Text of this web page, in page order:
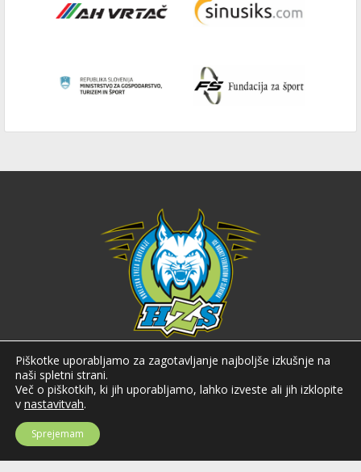
Hokejska zveza Slovenije
Hokejska zveza Slovenije (HZS) je krovna športna organizacija na področju
hokeja v Sloveniji. Organizira tekmovanja v različnih domačih in
mednarodnih hokejskih ligah in pokalih; pod njenim okriljem delujejo tudi
SI-1000 Ljubljana
Piškotke uporabljamo za zagotavljanje najboljše izkušnje na
naši spletni strani.
Več o piškotkih, ki jih uporabljamo, lahko izveste ali jih izklopite
v nastavitvah.
Sprejemam